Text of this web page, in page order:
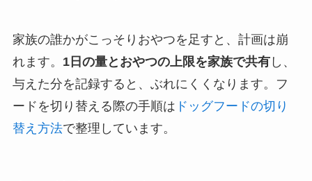
家族の誰かがこっそりおやつを足すと、計画は崩
れます。 1日の量とおやつの上限を家族で共有し、
与えた分を記録すると、ぶれにくくなります。フ
ードを切り替える際の手順は ドッグフードの切り
替え方法で整理しています。